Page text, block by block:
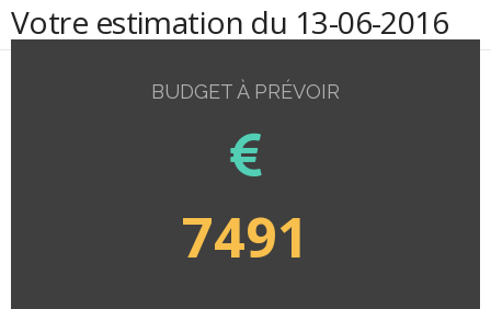
Votre estimation du 13-06-2016
BUDGET À PRÉVOIR
7491